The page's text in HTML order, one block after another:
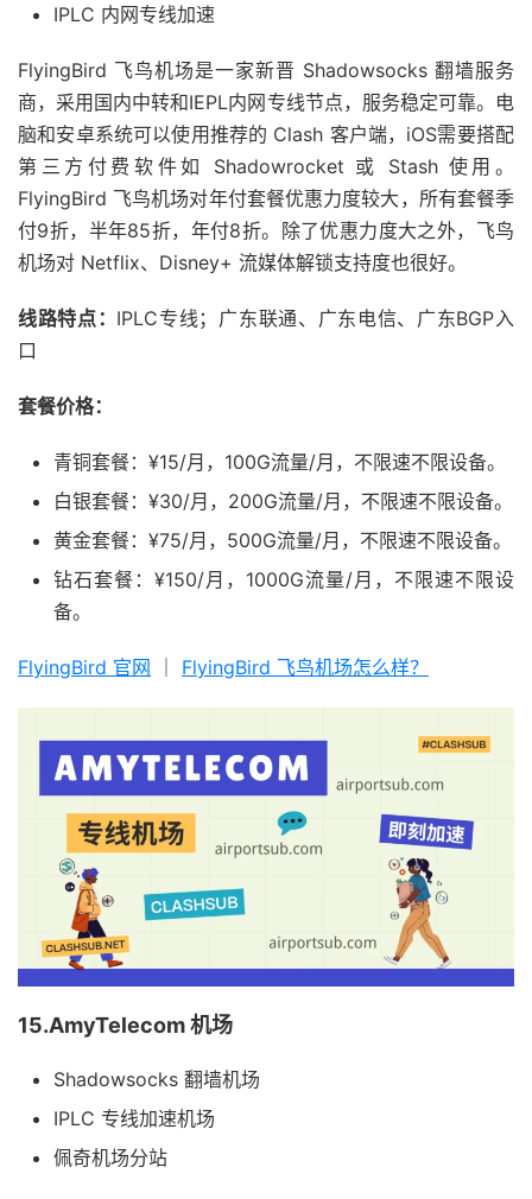
IPLC 内网专线加速
FlyingBird 飞鸟机场是一家新晋 Shadowsocks 翻墙服务
商，采用国内中转和IEPL内网专线节点，服务稳定可靠。电
脑和安卓系统可以使用推荐的 Clash 客户端，iOS需要搭配
第三方付费软件如 Shadowrocket 或 Stash 使用。
FlyingBird 飞鸟机场对年付套餐优惠力度较大，所有套餐季
付9折，半年85折，年付8折。除了优惠力度大之外，飞鸟
机场对 Netflix、Disney+ 流媒体解锁支持度也很好。
线路特点： IPLC专线；广东联通、广东电信、广东BGP入
口
套餐价格：
青铜套餐：¥15/月，100G流量/月，不限速不限设备。
白银套餐：¥30/月，200G流量/月，不限速不限设备。
黄金套餐：¥75/月，500G流量/月，不限速不限设备。
钻石套餐：¥150/月，1000G流量/月，不限速不限设
备。
FlyingBird 官网 FlyingBird 飞鸟机场怎么样？
15.AmyTelecom 机场
Shadowsocks 翻墙机场
IPLC 专线加速机场
佩奇机场分站